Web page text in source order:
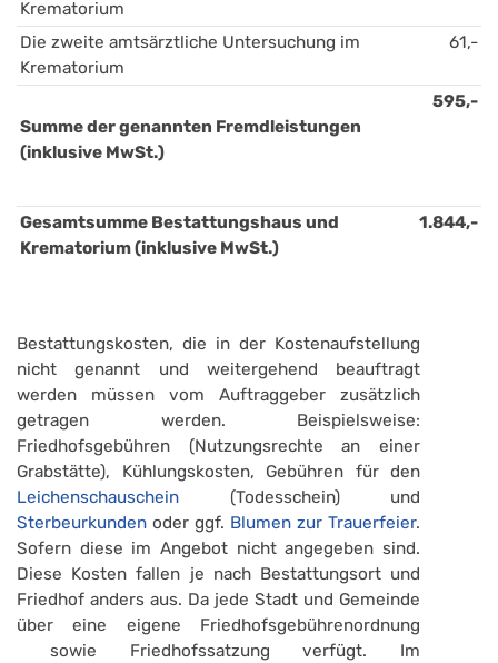
Krematorium
Die zweite amtsärztliche Untersuchung im
Krematorium
61,-
Summe der genannten Fremdleistungen
(inklusive MwSt.)
595,-
Gesamtsumme Bestattungshaus und
Krematorium (inklusive MwSt.)
1.844,-
Bestattungskosten, die in der Kostenaufstellung
nicht genannt und weitergehend beauftragt
werden müssen vom Auftraggeber zusätzlich
getragen werden. Beispielsweise:
Friedhofsgebühren (Nutzungsrechte an einer
Grabstätte), Kühlungskosten, Gebühren für den
Leichenschauschein (Todesschein) und
Sterbeurkunden oder ggf. Blumen zur Trauerfeier.
Sofern diese im Angebot nicht angegeben sind.
Diese Kosten fallen je nach Bestattungsort und
Friedhof anders aus. Da jede Stadt und Gemeinde
über eine eigene Friedhofsgebührenordnung
sowie Friedhofssatzung verfügt. Im